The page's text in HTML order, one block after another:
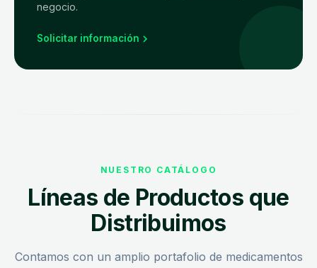
negocio.
Solicitar información
NUESTRO CATÁLOGO
Líneas de Productos que
Distribuimos
Contamos con un amplio portafolio de medicamentos